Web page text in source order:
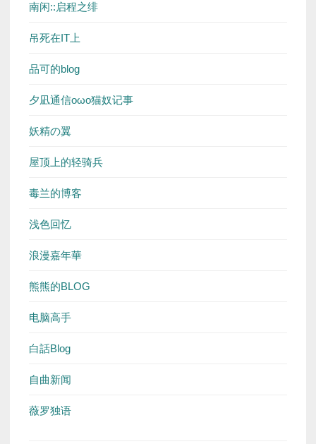
南闲::启程之绯
吊死在IT上
品可的blog
夕凪通信oωo猫奴记事
妖精の翼
屋顶上的轻骑兵
毒兰的博客
浅色回忆
浪漫嘉年華
熊熊的BLOG
电脑高手
白話Blog
自曲新闻
薇罗独语